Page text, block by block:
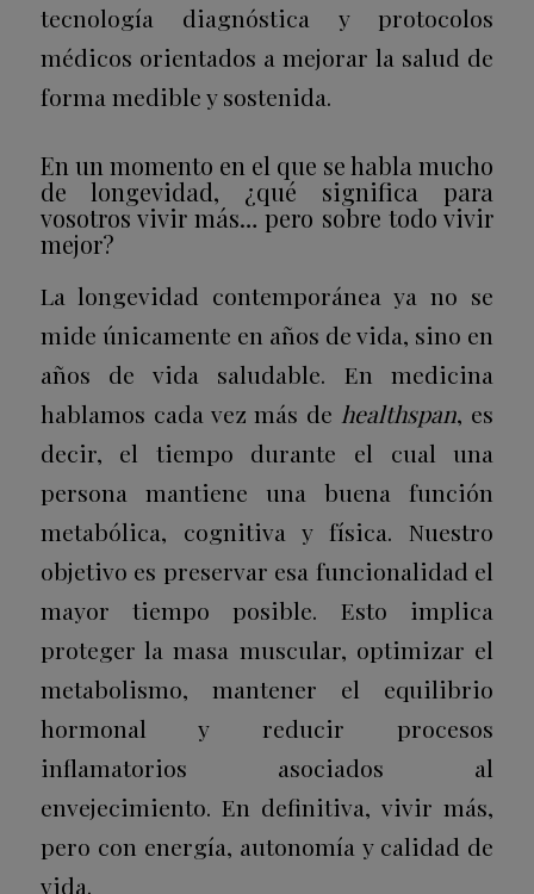
tecnología diagnóstica y protocolos
médicos orientados a mejorar la salud de
forma medible y sostenida.
En un momento en el que se habla mucho
de longevidad, ¿qué significa para
vosotros vivir más… pero sobre todo vivir
mejor?
La longevidad contemporánea ya no se
mide únicamente en años de vida, sino en
años de vida saludable. En medicina
hablamos cada vez más dehealthspan, es
decir, el tiempo durante el cual una
persona mantiene una buena función
metabólica, cognitiva y física.Nuestro
objetivo es preservar esa funcionalidad el
mayor tiempo posible. Esto implica
proteger la masa muscular, optimizar el
metabolismo, mantener el equilibrio
hormonal y reducir procesos
inflamatorios asociados al
envejecimiento. En definitiva, vivir más,
pero con energía, autonomía y calidad de
vida.